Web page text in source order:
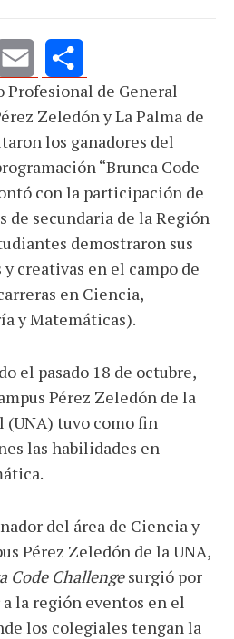
Share
Profesional de General
Zeledón y La Palma de
los ganadores del
“Brunca Code
con la participación de
de secundaria de la Región
demostraron sus
creativas en el campo de
en Ciencia,
y Matemáticas).
el pasado 18 de octubre,
Pérez Zeledón de la
(UNA) tuvo como fin
las habilidades en
del área de Ciencia y
Pérez Zeledón de la UNA,
Code Challengesurgió por
la región eventos en el
los colegiales tengan la